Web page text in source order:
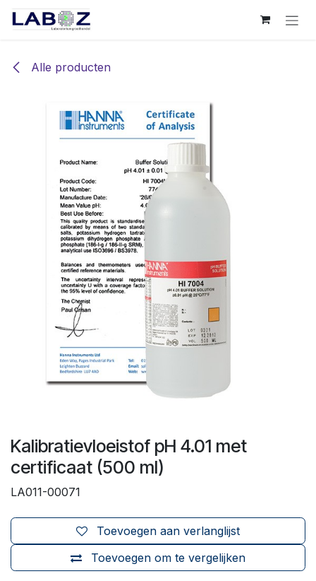
Overslaan naar inhoud
Alle producten
Kalibratievloeistof pH 4.01 met
certificaat (500 ml)
LA011-00071
Toevoegen om te vergelijken
Toevoegen aan verlanglijst